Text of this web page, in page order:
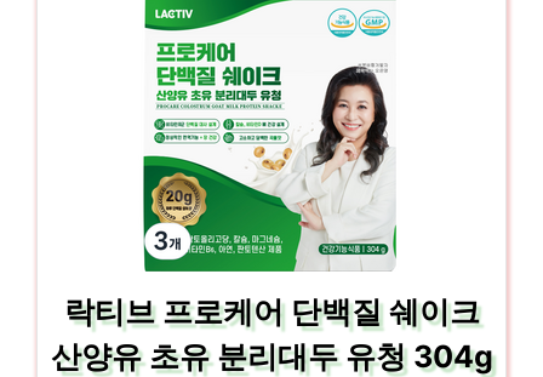
락티브 프로케어 단백질 쉐이크
산양유 초유 분리대두 유청 304g